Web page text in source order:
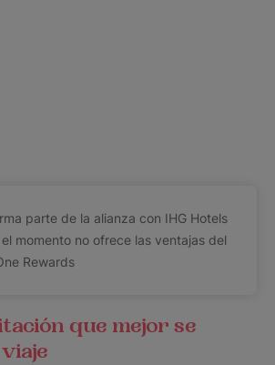
parte de la alianza con IHG Hotels
momento no ofrece las ventajas del
Rewards
que mejor se